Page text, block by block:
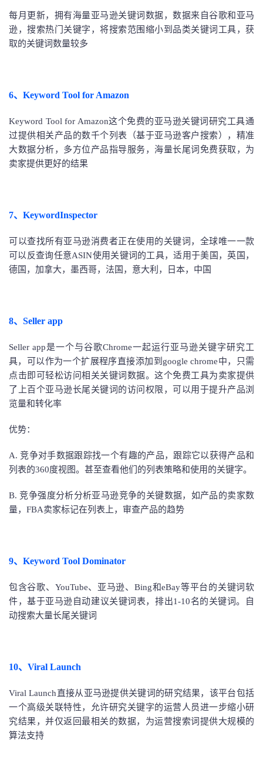
每月更新，拥有海量亚马逊关键词数据，数据来自谷歌和亚马
逊，搜索热门关键字，将搜索范围缩小到品类关键词工具，获
取的关键词数量较多
6、Keyword Tool for Amazon
Keyword Tool for Amazon这个免费的亚马逊关键词研究工具通
过提供相关产品的数千个列表（基于亚马逊客户搜索），精准
大数据分析，多方位产品指导服务，海量长尾词免费获取，为
卖家提供更好的结果
7、KeywordInspector
可以查找所有亚马逊消费者正在使用的关键词，全球唯一一款
可以反查询任意ASIN使用关键词的工具，适用于美国，英国，
德国，加拿大，墨西哥，法国，意大利，日本，中国
8、Seller app
Seller app是一个与谷歌Chrome一起运行亚马逊关键字研究工
具，可以作为一个扩展程序直接添加到google chrome中，只需
点击即可轻松访问相关关键词数据。这个免费工具为卖家提供
了上百个亚马逊长尾关键词的访问权限，可以用于提升产品浏
览量和转化率
优势：
A. 竞争对手数据跟踪找一个有趣的产品，跟踪它以获得产品和
列表的360度视图。甚至查看他们的列表策略和使用的关键字。
B. 竞争强度分析分析亚马逊竞争的关键数据，如产品的卖家数
量，FBA卖家标记在列表上，审查产品的趋势
9、Keyword Tool Dominator
包含谷歌、YouTube、亚马逊、Bing和eBay等平台的关键词软
件，基于亚马逊自动建议关键词表，排出1-10名的关键词。自
动搜索大量长尾关键词
10、Viral Launch
Viral Launch直接从亚马逊提供关键词的研究结果，该平台包括
一个高级关联特性，允许研究关键字的运营人员进一步缩小研
究结果，并仅返回最相关的数据，为运营搜索词提供大规模的
算法支持